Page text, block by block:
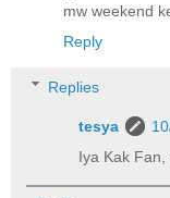
mw weekend
Reply
Replies
tesya
Iya Kak